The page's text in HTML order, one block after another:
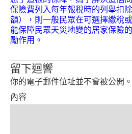
保險費列入每年報稅時的列舉扣
額），則一般民眾在可選擇繳稅
能保障民眾天災地變的居家保險
勵作用。
留下迴響
你的電子郵件位址並不會被公開。
內容